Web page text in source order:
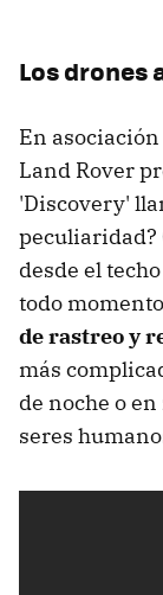
Los drones
En
Land Rover
'Discovery'
peculiaridad?
desde el
todo
de rastreo y
más
de noche o
seres